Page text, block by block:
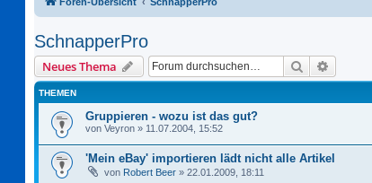
SchnapperPro
Neues Thema Suche
THEMEN
Gruppieren - wozu ist das gut?
von Veyron » 11.07.2004, 15:52
'Mein eBay' importieren lädt nicht alle Artikel
von Robert Beer » 22.01.2009, 18:11